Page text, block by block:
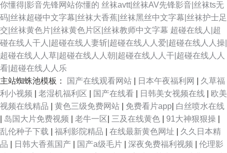
你懂得|影音先锋网站你懂的 丝袜avtt|丝袜AV先锋影音|丝袜ts无
码|丝袜超碰中文字幕|丝袜大香蕉|丝袜黑丝中文字幕|丝袜护士足
交|丝袜黄色片|丝袜黄色片区|丝袜教师中文字幕 超碰在线人|超
碰在线人干人|超碰在线人妻斩|超碰在线人人爱|超碰在线人人操|
超碰在线人人草|超碰在线人人朝|超碰在线人人干|超碰在线人人
看|超碰在线人人乐
主站蜘蛛池模板：
国产在线观看网站 日本午夜福利网
久草福
利小视频
老湿机福利区 国产在线看 日韩美女视频在线
欧美
视频在线精品
黄色三级免费网站 免费看片app 白丝喷水在线
岛国大片免费视频 老牛一区 三及在线黄色 91大神狠狠操
乱伦种子下载
福利影院精品 在线最新黄色网址
久久日本精
品
日韩大香蕉国产 国产a级毛片 深夜免费福利视频
伦理影